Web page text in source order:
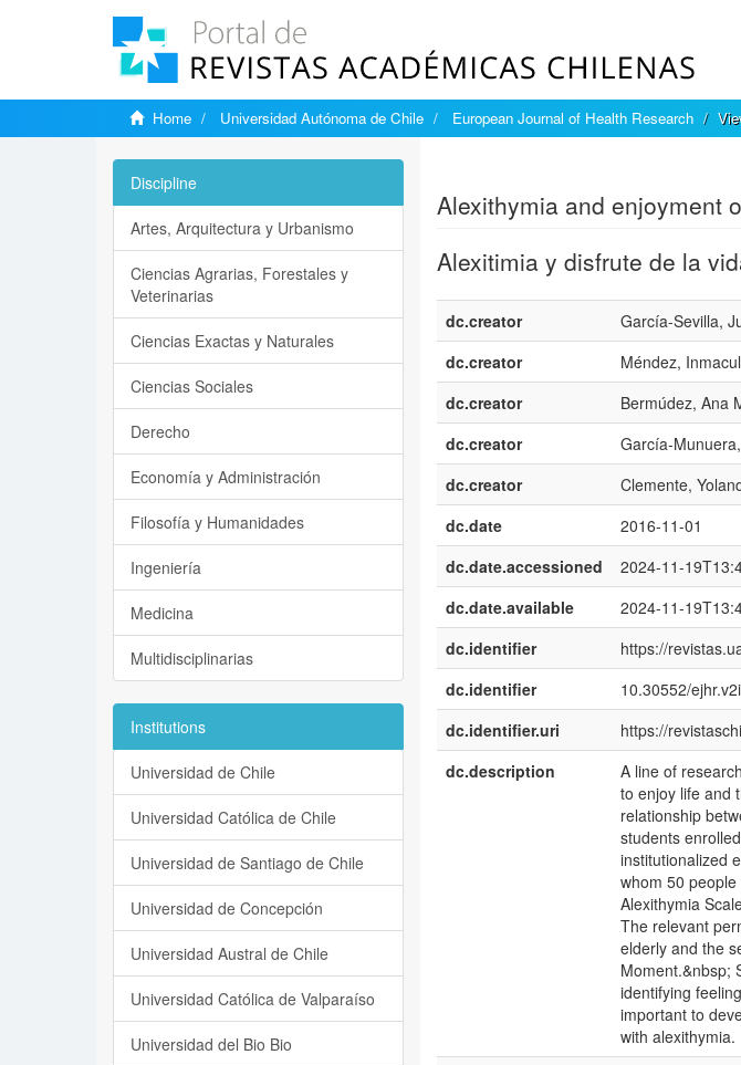
Home Universidad Autónoma de Chile European Journal of Health Research
Alexithymia and enjoyment
Alexitimia y disfrute de la
dc.creator
García-Sevilla,
dc.creator
Méndez,
dc.creator
Bermúdez, Ana
dc.creator
García-
dc.creator
Clemente,
dc.date
2016-11-01
dc.date.accessioned
2024-11-
dc.date.available
2024-11-
dc.identifier
https://
dc.identifier
10.30552/
dc.identifier.uri
https://
dc.description
A line of
to enjoy life and
relationship
students
institutionalized
whom 50
Alexithymia
The relevant
elderly and the
Moment.&nbsp;
identifying
important to
with alexithymia.
Discipline
Artes, Arquitectura y Urbanismo
Ciencias Agrarias, Forestales y
Veterinarias
Ciencias Exactas y Naturales
Ciencias Sociales
Derecho
Economía y Administración
Filosofía y Humanidades
Ingeniería
Medicina
Multidisciplinarias
Institutions
Universidad de Chile
Universidad Católica de Chile
Universidad de Santiago de Chile
Universidad de Concepción
Universidad Austral de Chile
Universidad Católica de Valparaíso
Universidad del Bio Bio